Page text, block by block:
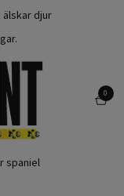
djur
0
spaniel